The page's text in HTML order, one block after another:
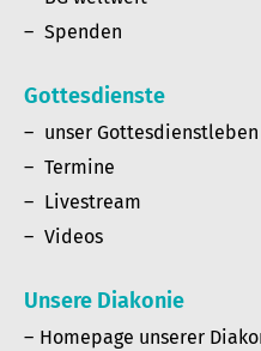
Spenden
Gottesdienste
unser Gottesdienstleben
Termine
Livestream
Videos
Unsere Diakonie
Homepage unserer